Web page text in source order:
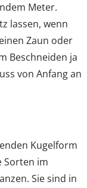
Meter.
lassen, wenn
Zaun oder
Beschneiden ja
von Anfang an
Kugelform
Sorten im
Sie sind in